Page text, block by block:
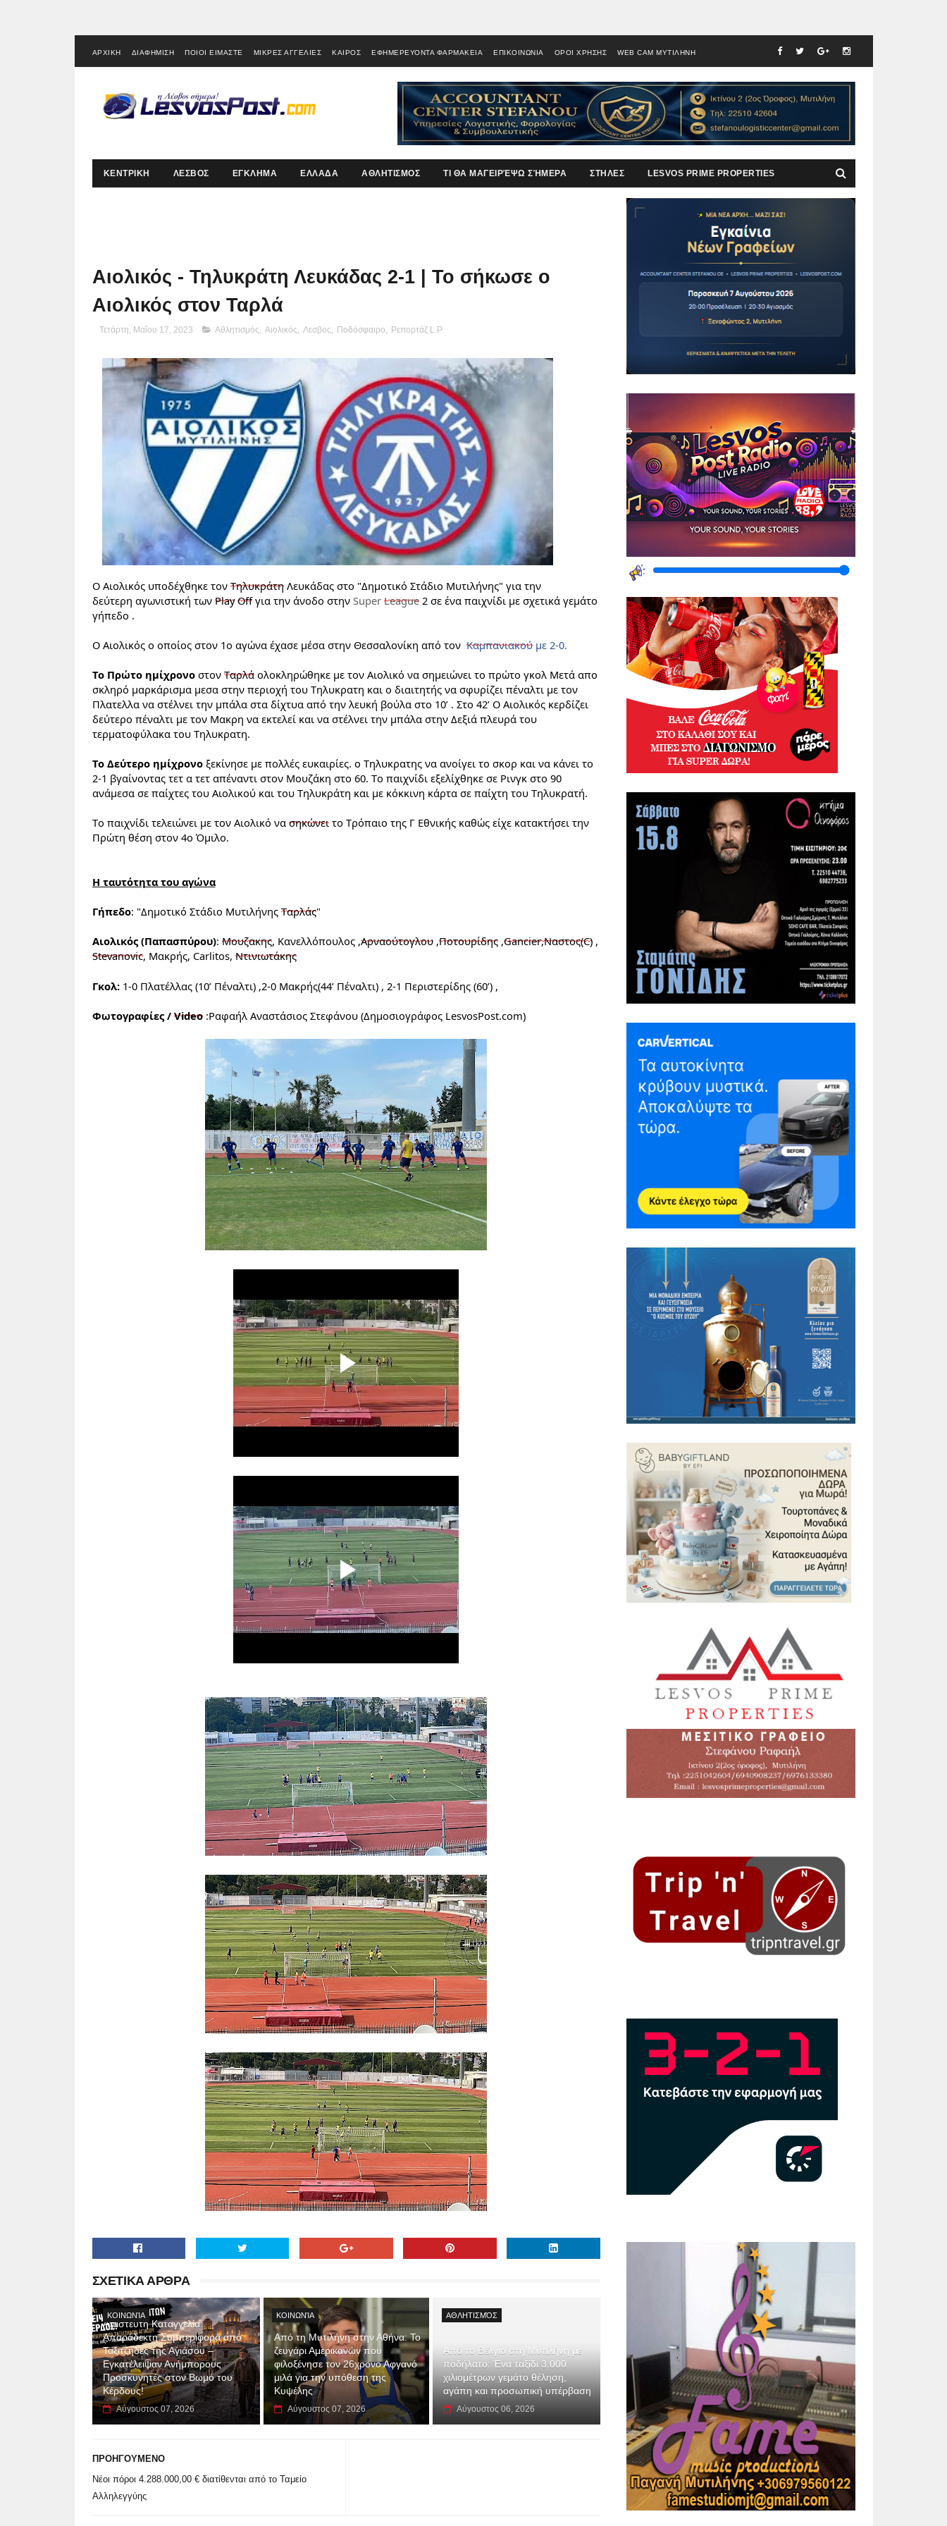
ΑΡΧΙΚΗ ΔΙΑΦΗΜΙΣΗ ΠΟΙΟΙ ΕΙΜΑΣΤΕ ΜΙΚΡΕΣ ΑΓΓΕΛΙΕΣ ΚΑΙΡΟΣ ΕΦΗΜΕΡΕΥΟΝΤΑ ΦΑΡΜΑΚΕΙΑ ΕΠΙΚΟΙΝΩΝΙΑ ΟΡΟΙ ΧΡΗΣΗΣ WEB CAM ΜΥΤΙΛΗΝΗ
ΚΕΝΤΡΙΚΗ ΛΕΣΒΟΣ ΕΓΚΛΗΜΑ ΕΛΛΑΔΑ ΑΘΛΗΤΙΣΜΟΣ ΤΙ ΘΑ ΜΑΓΕΙΡΈΨΩ ΣΉΜΕΡΑ ΣΤΗΛΕΣ LESVOS PRIME PROPERTIES
Αιολικός - Τηλυκράτη Λευκάδας 2-1 | Το σήκωσε ο
Αιολικός στον Ταρλά
Τετάρτη, Μαΐου 17, 2023 Αθλητισμός, Αιολικός, Λεσβος, Ποδόσφαιρο, Ρεπορτάζ L.P
Ο Αιολικός υποδέχθηκε τον Τηλυκράτη Λευκάδας
στο "Δημοτικό Στάδιο Μυτιλήνης" για την
δεύτερη αγωνιστική των Play Off για την άνοδο στην Super League 2 σε ένα παιχνίδι με σχετικά γεμάτο
γήπεδο .
Ο Αιολικός ο οποίος στον 1ο αγώνα έχασε μέσα στην Θεσσαλονίκη από τον Καμπανιακού με 2-0.
Το Πρώτο ημίχρονο στον Ταρλά ολοκληρώθηκε με τον Αιολικό να σημειώνει το πρώτο γκολ Μετά απο
σκληρό μαρκάρισμα μεσα στην περιοχή του Τηλυκρατη και ο διαιτητής να σφυρίζει πέναλτι με τον
Πλατελλα να στέλνει την μπάλα στα δίχτυα από την λευκή βούλα στο 10’ . Στο 42’ Ο Αιολικός κερδίζει
δεύτερο πέναλτι με τον Μακρη να εκτελεί και να στέλνει την μπάλα στην Δεξιά πλευρά του
τερματοφύλακα του Τηλυκρατη.
Το Δεύτερο ημίχρονο ξεκίνησε με πολλές ευκαιρίες. ο Τηλυκρατης να ανοίγει το σκορ και να κάνει το
2-1 βγαίνοντας τετ α τετ απέναντι στον Μουζάκη στο 60. Το παιχνίδι εξελίχθηκε σε Ρινγκ στο 90
ανάμεσα σε παίχτες του Αιολικού και του Τηλυκράτη και με κόκκινη κάρτα σε παίχτη του Τηλυκρατή.
Το παιχνίδι τελειώνει με τον Αιολικό να σηκώνει το Τρόπαιο της Γ Εθνικής καθώς είχε κατακτήσει την
Πρώτη θέση στον 4ο Όμιλο.
Η ταυτότητα του αγώνα
Γήπεδο: "Δημοτικό Στάδιο Μυτιλήνης Ταρλάς"
Αιολικός (Παπασπύρου): Μουζακης, Κανελλόπουλος ,Αρναούτογλου ,Ποτουρίδης ,Gancier,Ναστος(C)
Stevanovic, Μακρής, Carlitos, Ντινιωτάκης
Γκολ: 1-0 Πλατέλλας (10’ Πέναλτι) ,2-0 Μακρής(44’ Πέναλτι) , 2-1 Περιστερίδης (60’) ,
Φωτογραφίες / Video :Ραφαήλ Αναστάσιος Στεφάνου (Δημοσιογράφος LesvosPost.com)
ΣΧΕΤΙΚΑ ΑΡΘΡΑ
ΚΟΙΝΩΝΊΑ
Απίστευτη Καταγγελία:
Απαράδεκτη Συμπεριφορά από
Ταξιτζήδες της Αγιάσου –
Εγκατέλειψαν Ανήμπορους
Προσκυνητές στον Βωμό του
Κέρδους!
Αύγουστος 07, 2026
ΚΟΙΝΩΝΊΑ
Από τη Μυτιλήνη στην Αθήνα: Το
ζευγάρι Αμερικανών που
φιλοξένησε τον 26χρονο Αφγανό
μιλά για την υπόθεση της
Κυψέλης
Αύγουστος 07, 2026
ΑΘΛΗΤΙΣΜΌΣ
Από το Βέλγιο στη Μυτιλήνη με
ποδήλατο: Ένα ταξίδι 3.000
χιλιομέτρων γεμάτο θέληση,
αγάπη και προσωπική υπέρβαση
Αύγουστος 06, 2026
ΠΡΟΗΓΟΥΜΕΝΟ
Νέοι πόροι 4.288.000,00 € διατίθενται από το Ταμείο
Αλληλεγγύης